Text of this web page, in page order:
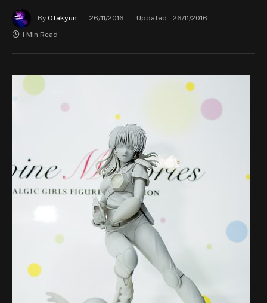
By Otakyun 26/11/2016 Updated: 26/11/2016
1 Min Read